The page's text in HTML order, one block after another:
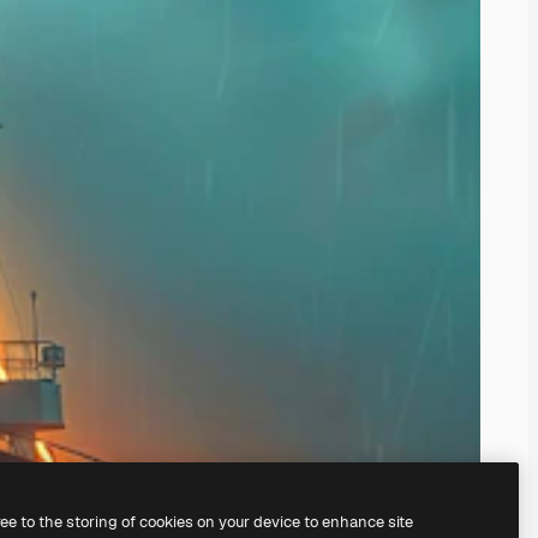
अपना खुद का बना सकते हैं।
to the storing of cookies on your device to enhance site